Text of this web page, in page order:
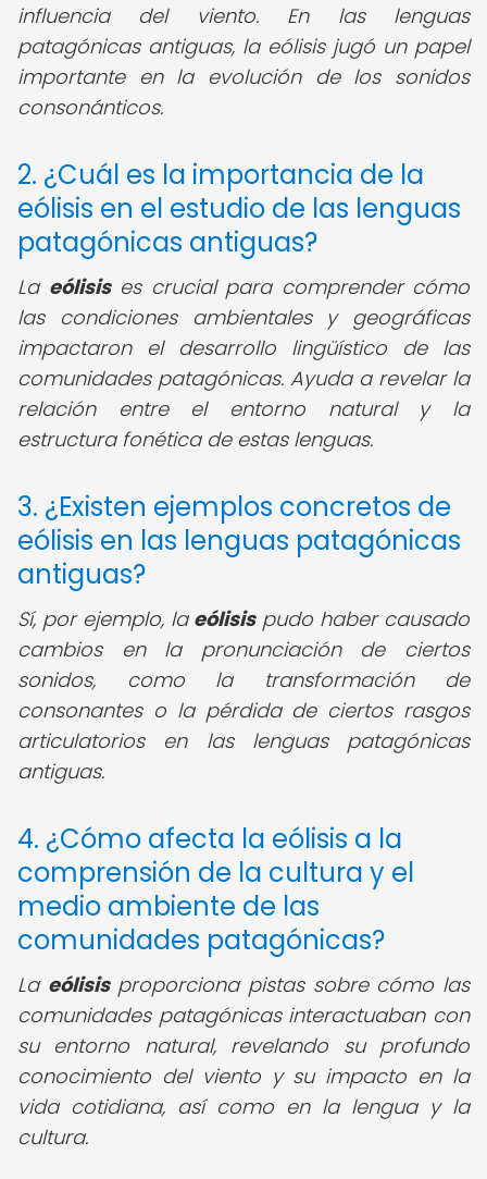
influencia del viento. En las lenguas
patagónicas antiguas, la eólisis jugó un papel
importante en la evolución de los sonidos
consonánticos.
2. ¿Cuál es la importancia de la
eólisis en el estudio de las lenguas
patagónicas antiguas?
La eólisises crucial para comprender cómo
las condiciones ambientales y geográficas
impactaron el desarrollo lingüístico de las
comunidades patagónicas. Ayuda a revelar la
relación entre el entorno natural y la
estructura fonética de estas lenguas.
3. ¿Existen ejemplos concretos de
eólisis en las lenguas patagónicas
antiguas?
Sí, por ejemplo, la eólisispudo haber causado
cambios en la pronunciación de ciertos
sonidos, como la transformación de
consonantes o la pérdida de ciertos rasgos
articulatorios en las lenguas patagónicas
antiguas.
4. ¿Cómo afecta la eólisis a la
comprensión de la cultura y el
medio ambiente de las
comunidades patagónicas?
La eólisisproporciona pistas sobre cómo las
comunidades patagónicas interactuaban con
su entorno natural, revelando su profundo
conocimiento del viento y su impacto en la
vida cotidiana, así como en la lengua y la
cultura.